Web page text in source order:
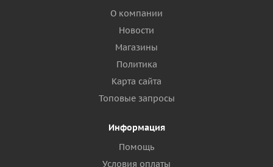
О компании
Новости
Магазины
Политика
Карта сайта
Топовые запросы
Информация
Помощь
Условия оплаты